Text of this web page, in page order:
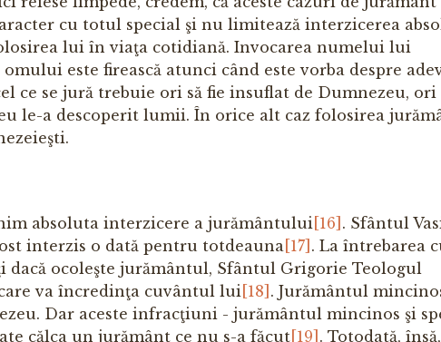
cu totul special şi nu limitează interzicerea
lui în viaţa cotidiană. Invocarea numelui lui
este firească atunci când este vorba despre
ce se jură trebuie ori să fie insuflat de Dumnezeu, ori
le-a descoperit lumii. În orice alt caz folosirea
absoluta interzicere a jurământului [16] . Sfântul
interzis o dată pentru totdeauna [17] . La întrebarea
dacă ocoleşte jurământul, Sfântul Grigorie Teologul
va încredinţa cuvântul lui [18] . Jurământul
Dar aceste infracţiuni - jurământul mincinos şi
călca un jurământ ce nu s-a făcut [19] . Totodată,